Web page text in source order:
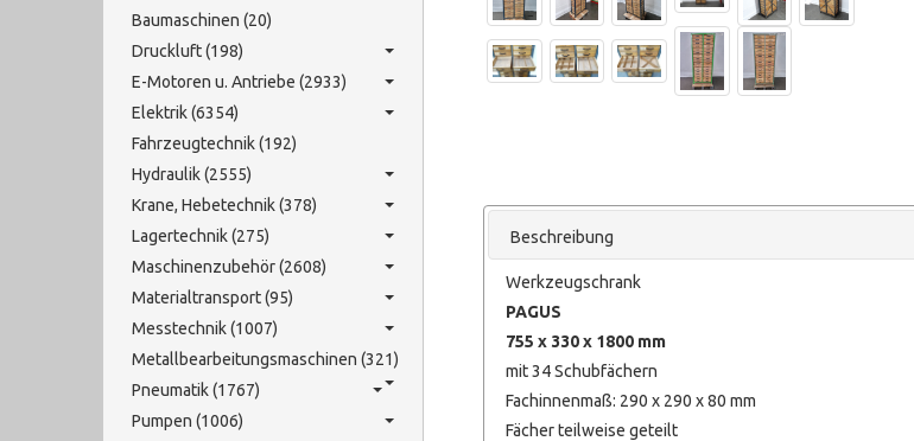
Baumaschinen (20)
Druckluft (198)
E-Motoren u. Antriebe (2933)
Elektrik (6354)
Fahrzeugtechnik (192)
Hydraulik (2555)
Krane, Hebetechnik (378)
Lagertechnik (275)
Maschinenzubehör (2608)
Materialtransport (95)
Messtechnik (1007)
Metallbearbeitungsmaschinen (321)
Pneumatik (1767)
Pumpen (1006)
Beschreibung
Werkzeugschrank
PAGUS
755 x 330 x 1800 mm
mit 34 Schubfächern
Fachinnenmaß: 290 x 290 x 80 mm
Fächer teilweise geteilt